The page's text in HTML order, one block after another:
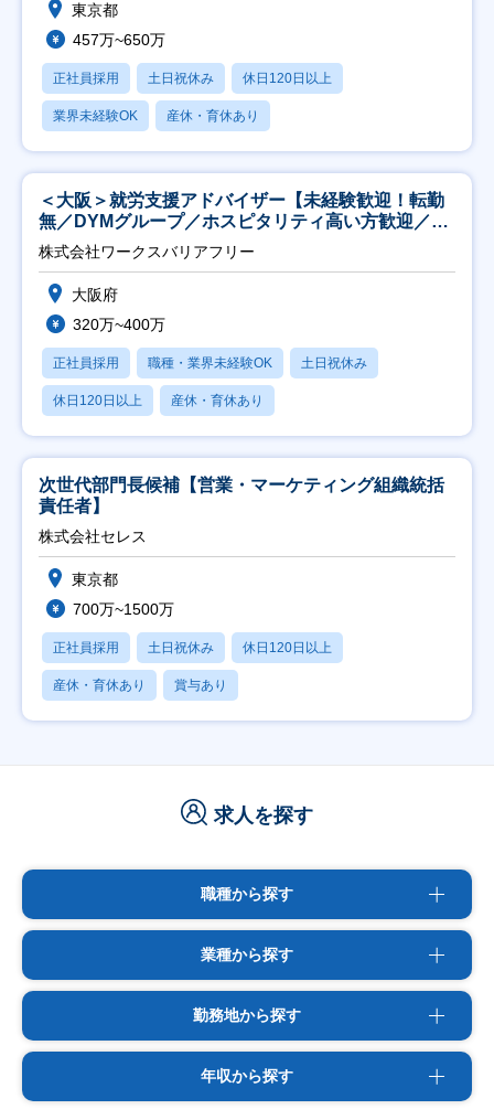
東京都
457万~650万
正社員採用 土日祝休み 休日120日以上
業界未経験OK 産休・育休あり
＜大阪＞就労支援アドバイザー【未経験歓迎！転勤
無／DYMグループ／ホスピタリティ高い方歓迎／土
日祝】
株式会社ワークスバリアフリー
大阪府
320万~400万
正社員採用 職種・業界未経験OK 土日祝休み
休日120日以上 産休・育休あり
次世代部門長候補【営業・マーケティング組織統括
責任者】
株式会社セレス
東京都
700万~1500万
正社員採用 土日祝休み 休日120日以上
産休・育休あり 賞与あり
求人を探す
職種から探す
業種から探す
勤務地から探す
年収から探す